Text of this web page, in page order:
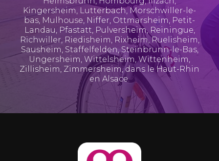
Kingersheim, Lutterbach, Morschwiller-le-
bas, Mulhouse, Niffer, Ottmarsheim, Petit-
Landau, Pfastatt, Pulversheim, Reiningue,
Richwiller, Riedisheim, Rixheim,Ruelisheim,
Sausheim, Staffelfelden, Steinbrunn-le-Bas,
Ungersheim, Wittelsheim,Wittenheim,
Zillisheim, Zimmersheim, dans le Haut-Rhin
en Alsace.